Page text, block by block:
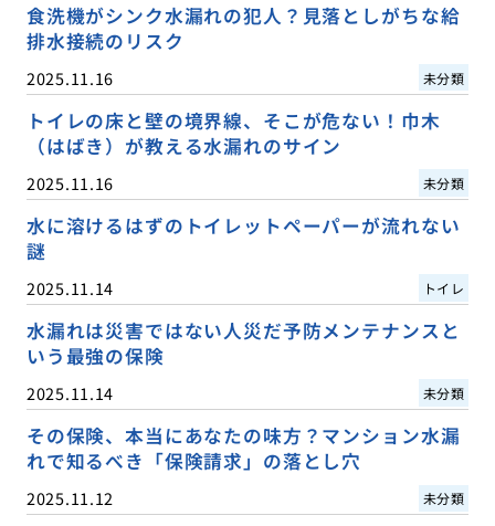
食洗機がシンク水漏れの犯人？見落としがちな給
排水接続のリスク
2025.11.16 未分類
トイレの床と壁の境界線、そこが危ない！巾木
（はばき）が教える水漏れのサイン
2025.11.16 未分類
水に溶けるはずのトイレットペーパーが流れない
謎
2025.11.14 トイレ
水漏れは災害ではない人災だ予防メンテナンスと
いう最強の保険
2025.11.14 未分類
その保険、本当にあなたの味方？マンション水漏
れで知るべき「保険請求」の落とし穴
2025.11.12 未分類